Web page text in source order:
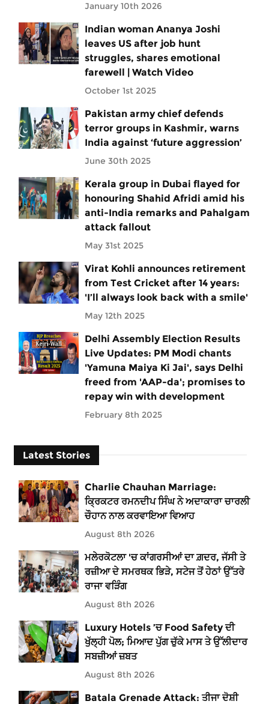
January 10th 2026
Indian woman Ananya Joshi
leaves US after job hunt
struggles, shares emotional
farewell | Watch Video
October 1st 2025
Pakistan army chief defends
terror groups in Kashmir, warns
India against ‘future aggression’
June 30th 2025
Kerala group in Dubai flayed for
honouring Shahid Afridi amid his
anti-India remarks and Pahalgam
attack fallout
May 31st 2025
Virat Kohli announces retirement
from Test Cricket after 14 years:
'I’ll always look back with a smile'
May 12th 2025
Delhi Assembly Election Results
Live Updates: PM Modi chants
'Yamuna Maiya Ki Jai', says Delhi
freed from 'AAP-da'; promises to
repay win with development
February 8th 2025
Latest Stories
Charlie Chauhan Marriage:
ਕ੍ਰਿਕਟਰ ਰਮਨਦੀਪ ਸਿੰਘ ਨੇ ਅਦਾਕਾਰਾ ਚਾਰਲੀ
ਚੌਹਾਨ ਨਾਲ ਕਰਵਾਇਆ ਵਿਆਹ
August 8th 2026
ਮਲੇਰਕੋਟਲਾ 'ਚ ਕਾਂਗਰਸੀਆਂ ਦਾ ਗ਼ਦਰ, ਜੱਸੀ ਤੇ
ਰਜ਼ੀਆ ਦੇ ਸਮਰਥਕ ਭਿੜੇ, ਸਟੇਜ ਤੋਂ ਹੇਠਾਂ ਉੱਤਰੇ
ਰਾਜਾ ਵੜਿੰਗ
August 8th 2026
Luxury Hotels ’ਚ Food Safety ਦੀ
ਖੁੱਲ੍ਹੀ ਪੋਲ; ਮਿਆਦ ਪੁੱਗ ਚੁੱਕੇ ਮਾਸ ਤੇ ਉੱਲੀਦਾਰ
ਸਬਜ਼ੀਆਂ ਜ਼ਬਤ
August 8th 2026
Batala Grenade Attack: ਤੀਜਾ ਦੋਸ਼ੀ